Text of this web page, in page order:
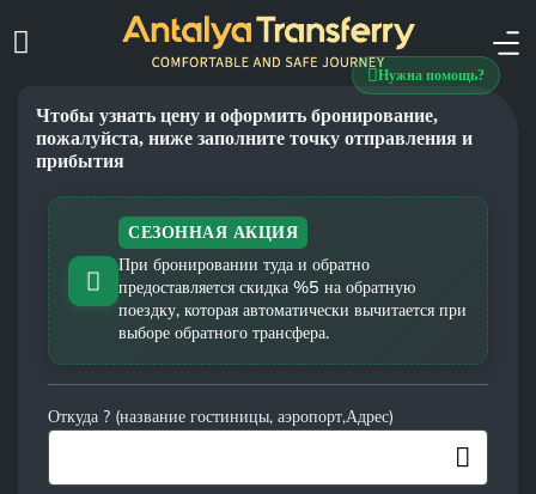
Нужна помощь?
Чтобы узнать цену и оформить бронирование,
пожалуйста, ниже заполните точку отправления и
прибытия
СЕЗОННАЯ АКЦИЯ
При бронировании туда и обратно
предоставляется скидка %5 на обратную
поездку, которая автоматически вычитается при
выборе обратного трансфера.
Откуда ? (название гостиницы, аэропорт,Адрес)